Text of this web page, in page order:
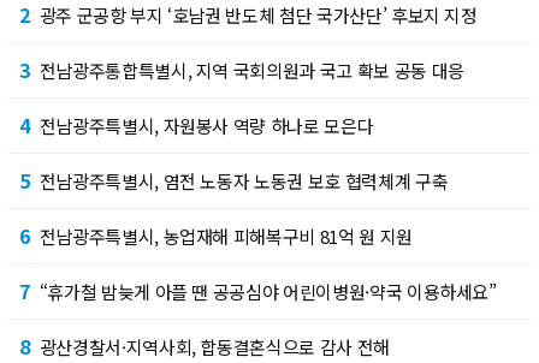
2 광주 군공항 부지 ‘호남권 반도체 첨단 국가산단’ 후보지 지정
3 전남광주통합특별시, 지역 국회의원과 국고 확보 공동 대응
4 전남광주특별시, 자원봉사 역량 하나로 모은다
5 전남광주특별시, 염전 노동자 노동권 보호 협력체계 구축
6 전남광주특별시, 농업재해 피해복구비 81억 원 지원
7 “휴가철 밤늦게 아플 땐 공공심야 어린이병원·약국 이용하세요”
8 광산경찰서·지역사회, 합동결혼식으로 감사 전해